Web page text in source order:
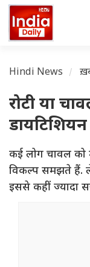
Hindi News
रोटी या
कई लोग चावल को
विकल्प समझते हैं.
इससे कहीं ज्यादा